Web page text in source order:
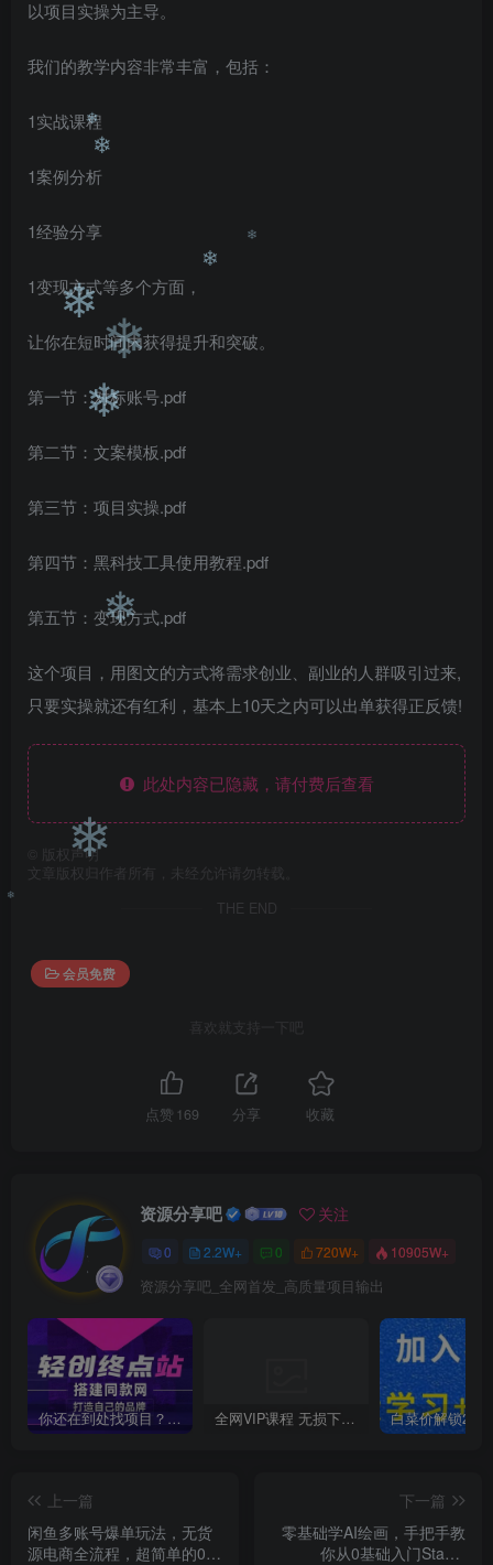
以项目实操为主导。
我们的教学内容非常丰富，包括：
1实战课程
1案例分析
1经验分享
1变现方式等多个方面，
让你在短时间内获得提升和突破。
第一节：对标账号.pdf
第二节：文案模板.pdf
第三节：项目实操.pdf
第四节：黑科技工具使用教程.pdf
第五节：变现方式.pdf
这个项目，用图文的方式将需求创业、副业的人群吸引过来,
只要实操就还有红利，基本上10天之内可以出单获得正反馈!
此处内容已隐藏，请付费后查看
版权声明
文章版权归作者所有，未经允许请勿转载。
THE END
会员免费
喜欢就支持一下吧
点赞 169 分享 收藏
资源分享吧 关注
0 2.2W+ 0 720W+ 10905W+
资源分享吧_全网首发_高质量项目输出
你还在到处找项目？还在当韭菜？我靠卖项目一个月收入5万+，曾经我也是个失败者。 全网VIP课程 无损下载~
上一篇
闲鱼多账号爆单玩法，无货
源电商全流程，超简单的0门
下一篇
零基础学AI绘画，手把手教
你从0基础入门Stable
❄
❄
❄
❄
❄
❄